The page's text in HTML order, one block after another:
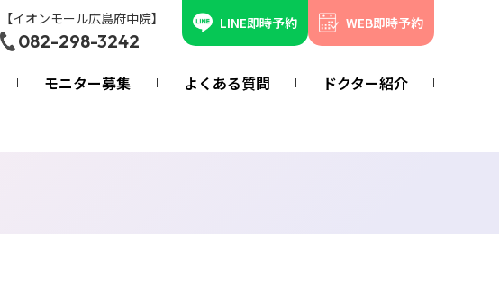
【イオンモール広島府中院】
082-298-3242
LINE即時予約 WEB即時予約
モニター募集 よくある質問 ドクター紹介